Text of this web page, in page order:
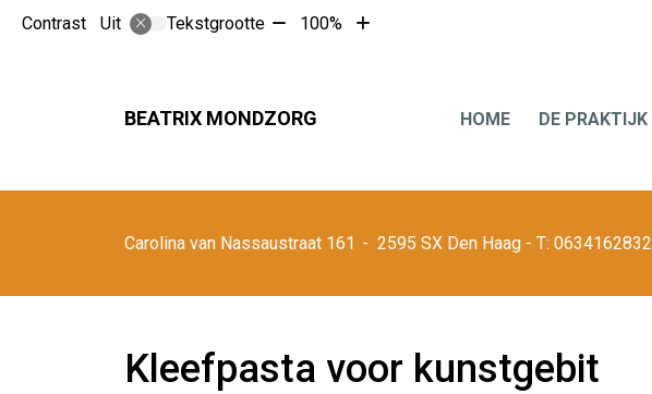
Contrast Uit Tekstgrootte Tekst100%
Tekst
BEATRIX MONDZORG Hoofdmenu
HOME
DE PRAKTIJK
Carolina van Nassaustraat 161 2595 SX Den Haag 0634162832
Kleefpasta voor kunstgebit